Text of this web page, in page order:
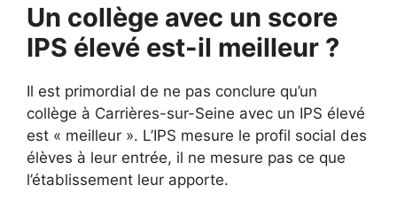
Un collège avec un score
IPS élevé est-il meilleur ?
Il est primordial de ne pas conclure qu’un
collège à Carrières-sur-Seine avec un IPS élevé
est « meilleur ». L’IPS mesure le profil social des
élèves à leur entrée, il ne mesure pas ce que
l’établissement leur apporte.